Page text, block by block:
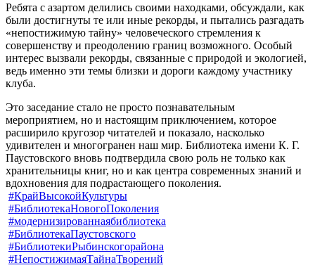
Ребята с азартом делились своими находками, обсуждали, как
были достигнуты те или иные рекорды, и пытались разгадать
«непостижимую тайну» человеческого стремления к
совершенству и преодолению границ возможного. Особый
интерес вызвали рекорды, связанные с природой и экологией,
ведь именно эти темы близки и дороги каждому участнику
клуба.
Это заседание стало не просто познавательным
мероприятием, но и настоящим приключением, которое
расширило кругозор читателей и показало, насколько
удивителен и многогранен наш мир. Библиотека имени К. Г.
Паустовского вновь подтвердила свою роль не только как
хранительницы книг, но и как центра современных знаний и
вдохновения для подрастающего поколения.
#КрайВысокойКультуры
#БиблиотекаНовогоПоколения
#модернизированнаябиблиотека
#БиблиотекаПаустовского
#БиблиотекиРыбинскогорайона
#НепостижимаяТайнаТворений